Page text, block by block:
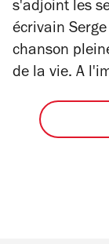
s'adjoint les
écrivain
chanson
de la vie. A